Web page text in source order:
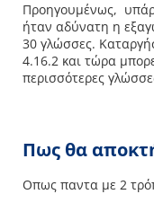
Προηγουμένως,
ήταν αδύνατη η
30 γλώσσες.
4.16.2 και τώρα
περισσότερες
Πως θα
Οπως παντα με 2